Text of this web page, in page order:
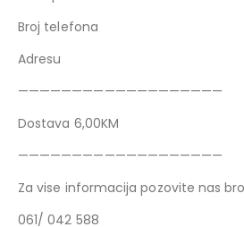
Broj telefona
Adresu
———————————————————
Dostava 6,00KM
———————————————————
Za vise informacija pozovite nas
061/ 042 588